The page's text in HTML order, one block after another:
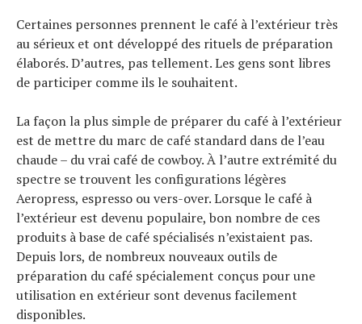
Certaines personnes prennent le café à l’extérieur très
au sérieux et ont développé des rituels de préparation
élaborés. D’autres, pas tellement. Les gens sont libres
de participer comme ils le souhaitent.
La façon la plus simple de préparer du café à l’extérieur
est de mettre du marc de café standard dans de l’eau
chaude – du vrai café de cowboy. À l’autre extrémité du
spectre se trouvent les configurations légères
Aeropress, espresso ou vers-over. Lorsque le café à
l’extérieur est devenu populaire, bon nombre de ces
produits à base de café spécialisés n’existaient pas.
Depuis lors, de nombreux nouveaux outils de
préparation du café spécialement conçus pour une
utilisation en extérieur sont devenus facilement
disponibles.